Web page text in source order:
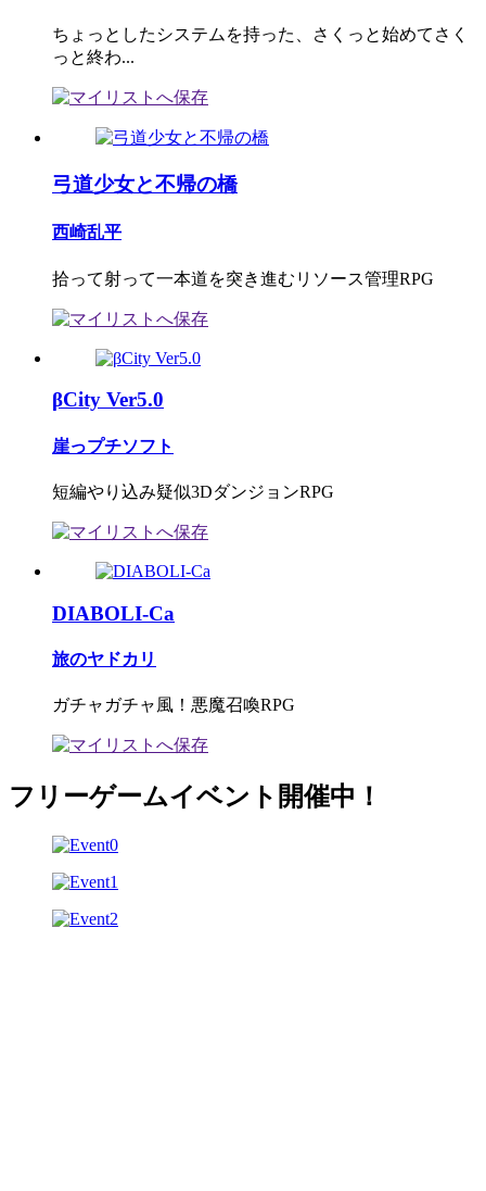
ちょっとしたシステムを持った、さくっと始めてさく
っと終わ...
弓道少女と不帰の橋
西崎乱平
拾って射って一本道を突き進むリソース管理RPG
βCity Ver5.0
崖っプチソフト
短編やり込み疑似3DダンジョンRPG
DIABOLI-Ca
旅のヤドカリ
ガチャガチャ風！悪魔召喚RPG
フリーゲームイベント開催中！